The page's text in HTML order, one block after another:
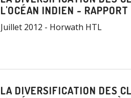
L'OCÉAN INDIEN -
Juillet 2012 - Horwath HTL
LA DIVERSIFICATION DES